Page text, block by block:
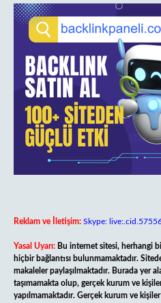
Reklam ve İletişim: Skype:
Yasal Uyarı: Bu internet sitesi, herhangi
hiçbir bağlantısı bulunmamaktadır.
makaleler paylaşılmaktadır. Burada yer
taşımamakta olup, gerçek kurum ve
yapılmamaktadır. Gerçek kurum ve